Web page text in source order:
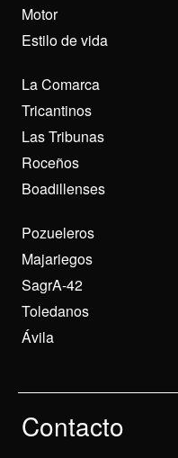
Motor
Estilo de vida
La Comarca
Tricantinos
Las Tribunas
Roceños
Boadillenses
Pozueleros
Majariegos
SagrA-42
Toledanos
Ávila
Contacto